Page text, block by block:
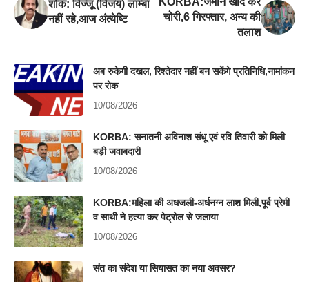
शोक: विज्जू (विजय) लाम्बा
नहीं रहे,आज अंत्येष्टि
चोरी,6 गिरफ्तार, अन्य की
तलाश
अब रुकेगी दखल, रिश्तेदार नहीं बन सकेंगे प्रतिनिधि,नामांकन
पर रोक
10/08/2026
KORBA: सनातनी अविनाश संधू एवं रवि तिवारी को मिली
बड़ी जवाबदारी
10/08/2026
KORBA:महिला की अधजली-अर्धनग्न लाश मिली,पूर्व प्रेमी
व साथी ने हत्या कर पेट्रोल से जलाया
10/08/2026
संत का संदेश या सियासत का नया अवसर?